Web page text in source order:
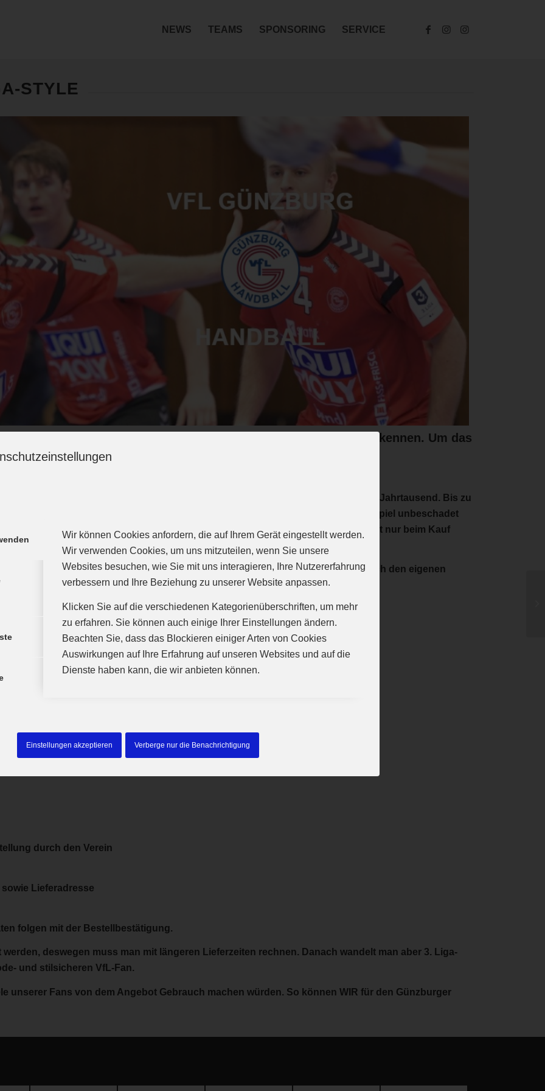
Wir können Cookies anfordern, die auf Ihrem Gerät eingestellt werden.
Wir verwenden Cookies, um uns mitzuteilen, wenn Sie unsere
Websites besuchen, wie Sie mit uns interagieren, Ihre Nutzererfahrung
verbessern und Ihre Beziehung zu unserer Website anpassen.
Klicken Sie auf die verschiedenen Kategorienüberschriften, um mehr
zu erfahren. Sie können auch einige Ihrer Einstellungen ändern.
Beachten Sie, dass das Blockieren einiger Arten von Cookies
Auswirkungen auf Ihre Erfahrung auf unseren Websites und auf die
Dienste haben kann, die wir anbieten können.
Einstellungen akzeptieren Verberge nur die Benachrichtigung
NEWS TEAMS SPONSORING SERVICE
STYLE
mit, vor allem keinen Handball. Dennoch wollen viele Farbe bekennen. Um das
uns entschlossen,
Es handelt sich um die allerersten 3. Liga-Trikots des VfL Günzburg in diesem Jahrtausend. Bis zu
allererste bleibt einmalig. Die Trikots sind reißfest und würden sogar ein JBLH-Spiel unbeschadet
sondern sehr aufwendig eingearbeitet. Das Trikot sieht deswegen nicht nur beim Kauf
Man kann also exakt das Trikot seines Lieblingsspielers erwerben oder auch den eigenen
bestellen. Beides ist schick.
in die Vereinskasse)
durch den Verein
Lieferadresse
folgen mit der Bestellbestätigung.
deswegen muss man mit längeren Lieferzeiten rechnen. Danach wandelt man aber 3. Liga-
und stilsicheren VfL-Fan.
unserer Fans von dem Angebot Gebrauch machen würden. So können WIR für den Günzburger